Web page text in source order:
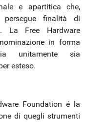
e apartitica che,
finalità di
La Free Hardware
in forma
unitamente sia
esteso.
Foundation é la
di quegli strumenti